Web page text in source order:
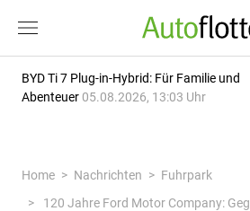
BYD Ti 7 Plug-in-Hybrid: Für Familie und
Abenteuer 05.08.2026, 13:03 Uhr
Home Nachrichten
Fuhrpark
120 Jahre Ford Motor Company: